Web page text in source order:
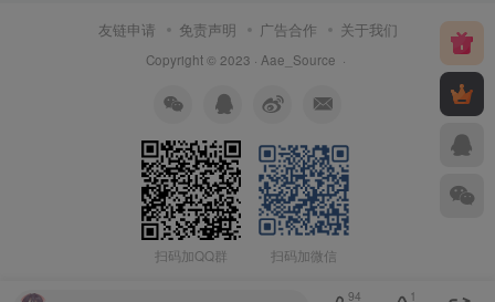
友链申请 免责声明 广告合作 关于我们
Copyright © 2023 · Aae_Source ·
扫码加QQ群 扫码加微信
94 1